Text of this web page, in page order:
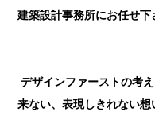
建築設計事務所にお任せ下
デザインファーストの考
来ない、表現しきれない想